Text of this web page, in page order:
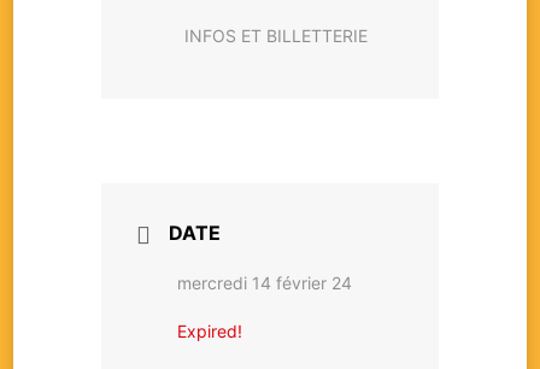
INFOS ET BILLETTERIE
DATE
mercredi 14 février 24
Expired!